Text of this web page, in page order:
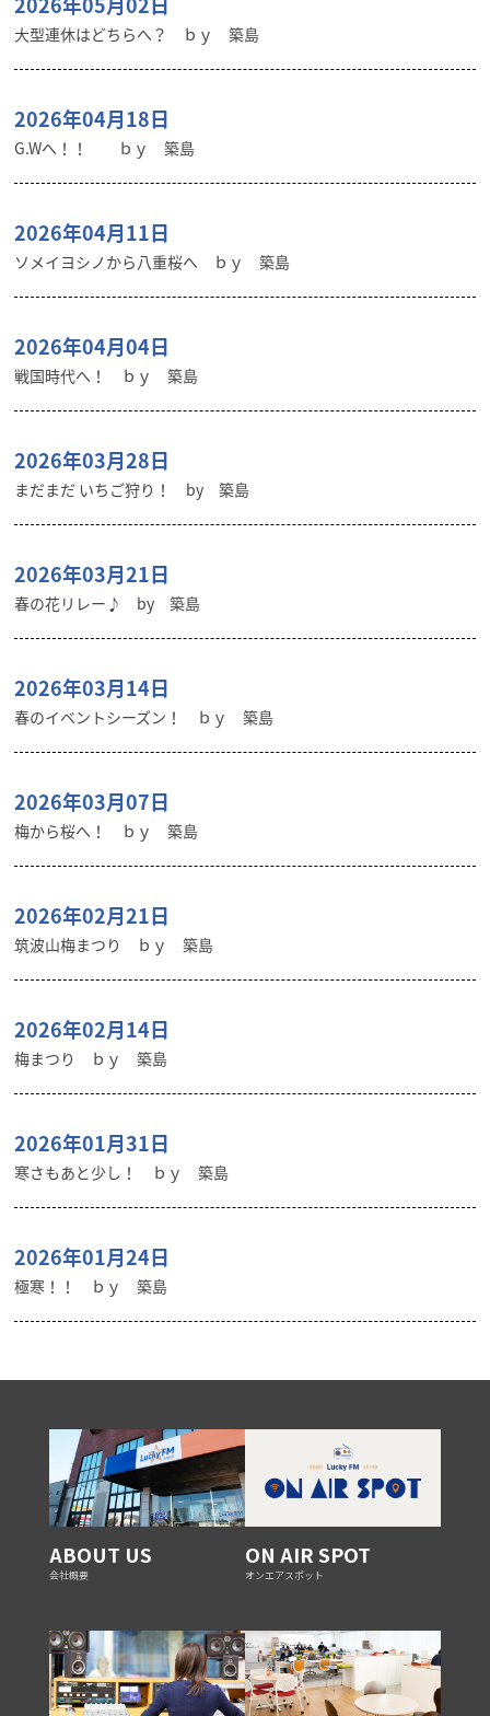
大型連休はどちらへ？ ｂｙ 築島
2026年04月18日
G.Wへ！！ ｂｙ 築島
2026年04月11日
ソメイヨシノから八重桜へ ｂｙ 築島
2026年04月04日
戦国時代へ！ ｂｙ 築島
2026年03月28日
まだまだ いちご狩り！ by 築島
2026年03月21日
春の花リレー♪ by 築島
2026年03月14日
春のイベントシーズン！ ｂｙ 築島
2026年03月07日
梅から桜へ！ ｂｙ 築島
2026年02月21日
筑波山梅まつり ｂｙ 築島
2026年02月14日
梅まつり ｂｙ 築島
2026年01月31日
寒さもあと少し！ ｂｙ 築島
2026年01月24日
極寒！！ ｂｙ 築島
ABOUT US
会社概要
ON AIR SPOT
オンエアスポット